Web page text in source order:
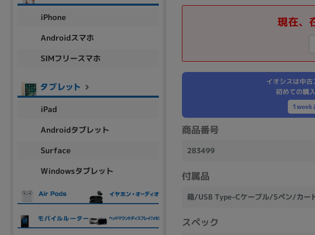
現在、
イオシスは中
初めての購
1week
商品番号
283499
付属品
箱/USB Type-Cケーブル/Sペン/カー
スペック
iPhone
Androidスマホ
SIMフリースマホ
iPad
Androidタブレット
Surface
Windowsタブレット
商品シリーズ名・ブランド名の絞り込み。
Thinkpad VAIO
aspire Inspiron
商品の搭載機能による絞り込み
Webカメラ内蔵